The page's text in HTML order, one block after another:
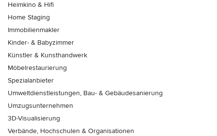
Heimkino & Hifi
Home Staging
Immobilienmakler
Kinder- & Babyzimmer
Künstler & Kunsthandwerk
Möbelrestaurierung
Spezialanbieter
Umweltdienstleistungen, Bau- & Gebäudesanierung
Umzugsunternehmen
3D-Visualisierung
Verbände, Hochschulen & Organisationen